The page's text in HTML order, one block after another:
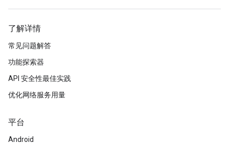
了解详情
常见问题解答
功能探索器
API 安全性最佳实践
优化网络服务用量
平台
Android